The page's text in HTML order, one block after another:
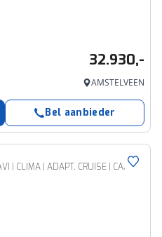
32.930,-
AMSTELVEEN
Bel aanbieder
EV PREMIUM 64 kWh | 3- FASE | NAVI | CLIMA | ADAPT. CRUISE | CAMERA | HUD | LEDER | STUUR- & STOELVERWARMING | WARMTEPOMP | PRIVACY GLASS | WLTP 481 KM! |